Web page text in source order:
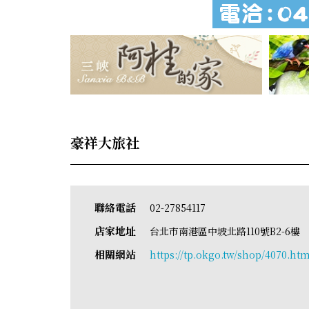
豪祥大旅社
聯絡電話 02-27854117
店家地址 台北市南港區中坡北路110號B2-6樓
相關網站 https://tp.okgo.tw/shop/